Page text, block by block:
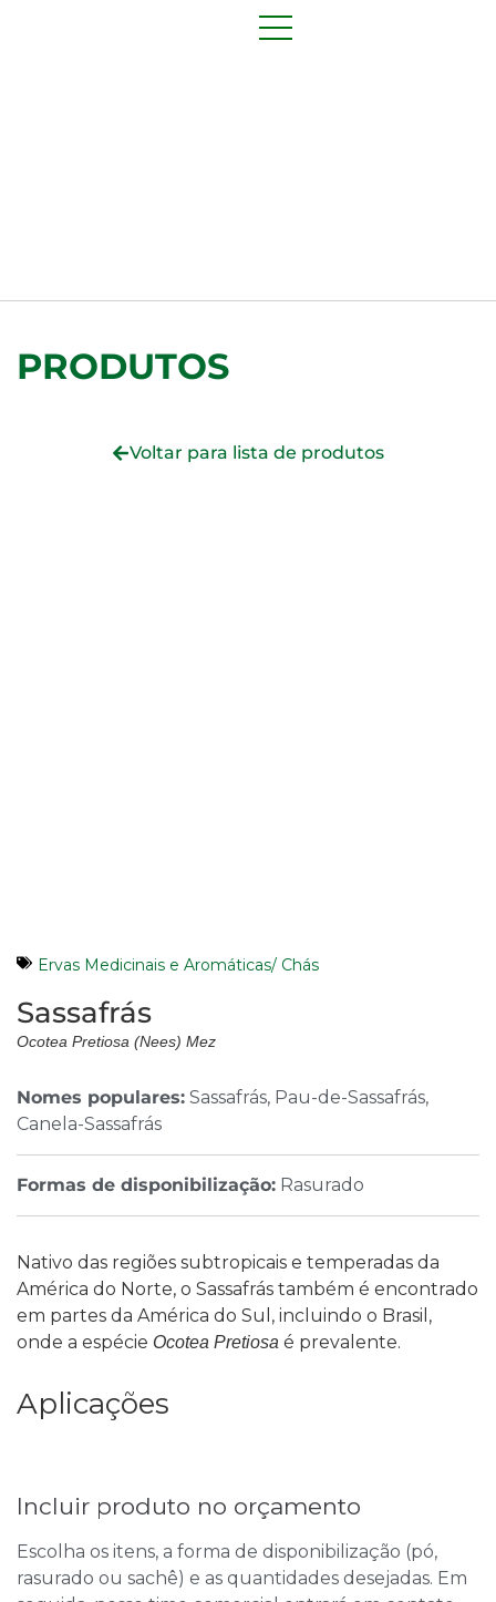
PRODUTOS
Voltar para lista de produtos
Ervas Medicinais e Aromáticas/ Chás
Sassafrás
Ocotea Pretiosa (Nees) Mez
Nomes populares: Sassafrás, Pau-de-Sassafrás,
Canela-Sassafrás
Formas de disponibilização: Rasurado
Nativo das regiões subtropicais e temperadas da
América do Norte, o Sassafrás também é encontrado
em partes da América do Sul, incluindo o Brasil,
onde a espécie Ocotea Pretiosa é prevalente.
Aplicações
Incluir produto no orçamento
Escolha os itens, a forma de disponibilização (pó,
rasurado ou sachê) e as quantidades desejadas. Em